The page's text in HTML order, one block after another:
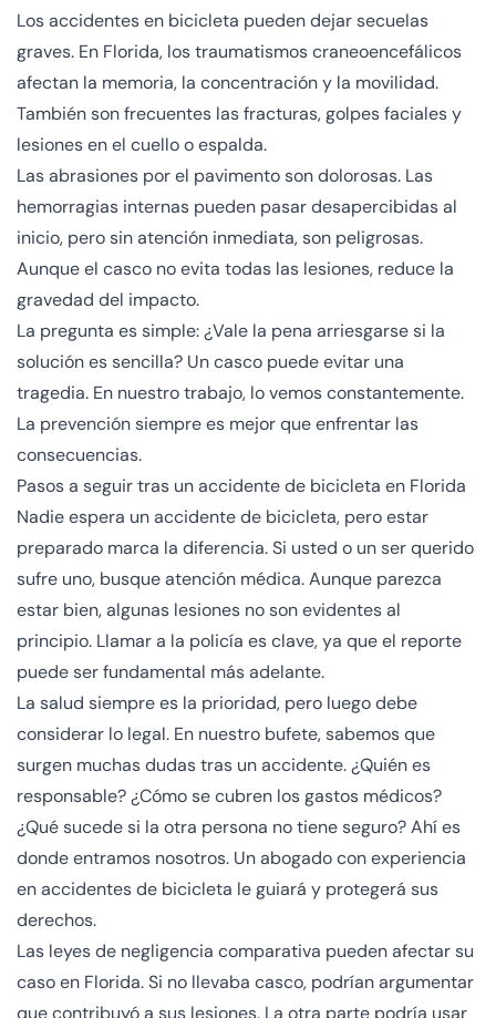
Los accidentes en bicicleta pueden dejar secuelas
graves. En Florida, los traumatismos craneoencefálicos
afectan la memoria, la concentración y la movilidad.
También son frecuentes las fracturas, golpes faciales y
lesiones en el cuello o espalda.
Las abrasiones por el pavimento son dolorosas. Las
hemorragias internas pueden pasar desapercibidas al
inicio, pero sin atención inmediata, son peligrosas.
Aunque el casco no evita todas las lesiones, reduce la
gravedad del impacto.
La pregunta es simple: ¿Vale la pena arriesgarse si la
solución es sencilla? Un casco puede evitar una
tragedia. En nuestro trabajo, lo vemos constantemente.
La prevención siempre es mejor que enfrentar las
consecuencias.
Pasos a seguir tras un accidente de bicicleta en Florida
Nadie espera un accidente de bicicleta, pero estar
preparado marca la diferencia. Si usted o un ser querido
sufre uno, busque atención médica. Aunque parezca
estar bien, algunas lesiones no son evidentes al
principio. Llamar a la policía es clave, ya que el reporte
puede ser fundamental más adelante.
La salud siempre es la prioridad, pero luego debe
considerar lo legal. En nuestro bufete, sabemos que
surgen muchas dudas tras un accidente. ¿Quién es
responsable? ¿Cómo se cubren los gastos médicos?
¿Qué sucede si la otra persona no tiene seguro? Ahí es
donde entramos nosotros. Un abogado con experiencia
en accidentes de bicicleta le guiará y protegerá sus
derechos.
Las leyes de negligencia comparativa pueden afectar su
caso en Florida. Si no llevaba casco, podrían argumentar
que contribuyó a sus lesiones. La otra parte podría usar